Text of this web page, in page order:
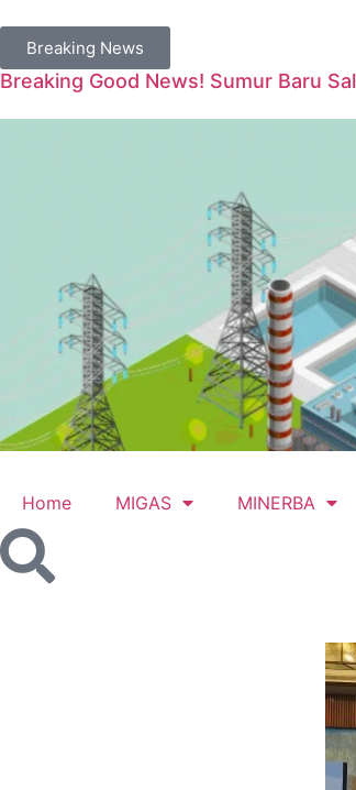
Breaking News
Breaking Good News! Sumur Baru
Home MIGAS MINERBA